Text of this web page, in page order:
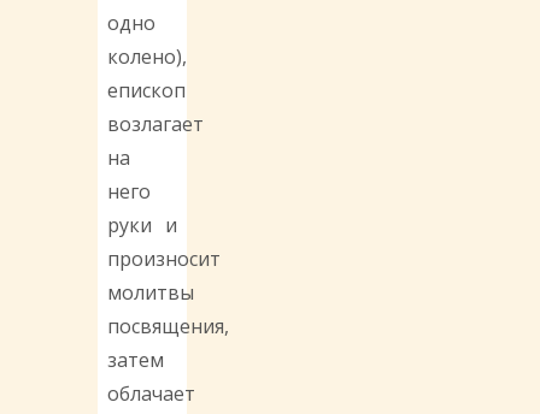
одно
колено),
епископ
возлагает
на
него
руки и
произносит
молитвы
посвящения,
затем
облачает